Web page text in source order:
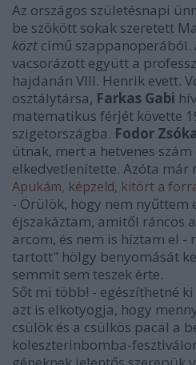
Az országos születésnapi
be szökött sokak szeretett
közt című szappanoperából.
vacsorázott együtt a
hajdanán VIII. Henrik evett.
osztálytársa, Farkas Gabi
matematikus férjét követte
szigetországba. Fodor
útnak, mert a hetvenes
elkedvetlenítette. Azóta már
Apukám, képzeld, kitört a
- Örülök, hogy nem nyűttem
éjszakáztam, amitől ráncos
arcom, és nem is híztam el -
tartott" hölgy benyomását
semmit sem teszek érte.
Sőt mi több! - egészíthetné
azt is elkotyogja, hogy
csülök és a csülkös pacal a
koleszterinbomba-